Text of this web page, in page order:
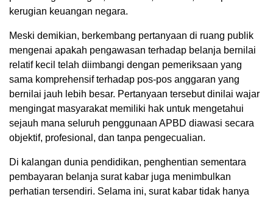
kerugian keuangan negara.
Meski demikian, berkembang pertanyaan di ruang publik
mengenai apakah pengawasan terhadap belanja bernilai
relatif kecil telah diimbangi dengan pemeriksaan yang
sama komprehensif terhadap pos-pos anggaran yang
bernilai jauh lebih besar. Pertanyaan tersebut dinilai wajar
mengingat masyarakat memiliki hak untuk mengetahui
sejauh mana seluruh penggunaan APBD diawasi secara
objektif, profesional, dan tanpa pengecualian.
Di kalangan dunia pendidikan, penghentian sementara
pembayaran belanja surat kabar juga menimbulkan
perhatian tersendiri. Selama ini, surat kabar tidak hanya